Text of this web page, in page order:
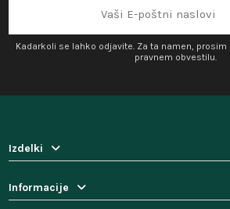
Kadarkoli se lahko odjavite. Za ta namen,
pravnem obvestilu.
Izdelki
Informacije